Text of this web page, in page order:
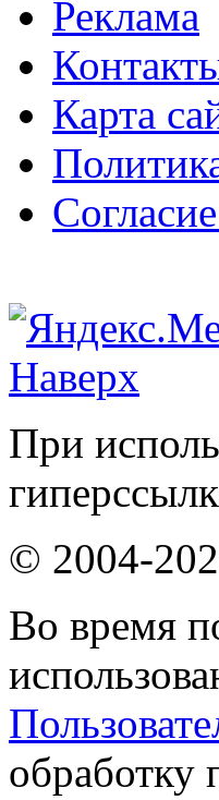
Реклама
Карта
Наверх
При
© 2004-
Во время
обработку